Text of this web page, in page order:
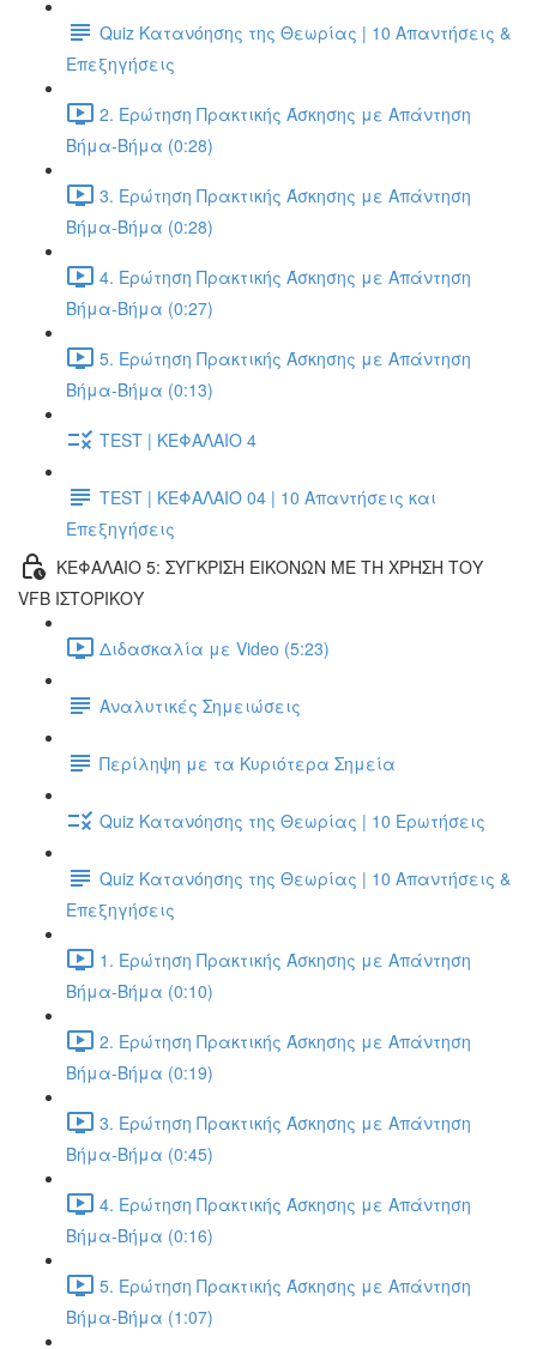
Quiz Κατανόησης της Θεωρίας | 10 Απαντήσεις &
Επεξηγήσεις
2. Ερώτηση Πρακτικής Άσκησης με Απάντηση
Βήμα-Βήμα (0:28)
3. Ερώτηση Πρακτικής Άσκησης με Απάντηση
Βήμα-Βήμα (0:28)
4. Ερώτηση Πρακτικής Άσκησης με Απάντηση
Βήμα-Βήμα (0:27)
5. Ερώτηση Πρακτικής Άσκησης με Απάντηση
Βήμα-Βήμα (0:13)
TEST | ΚΕΦΑΛΑΙΟ 4
TEST | ΚΕΦΑΛΑΙΟ 04 | 10 Απαντήσεις και
Επεξηγήσεις
ΚΕΦΑΛΑΙΟ 5: ΣΥΓΚΡΙΣΗ ΕΙΚΟΝΩΝ ΜΕ ΤΗ ΧΡΗΣΗ ΤΟΥ
VFB ΙΣΤΟΡΙΚΟΥ
Διδασκαλία με Video (5:23)
Αναλυτικές Σημειώσεις
Περίληψη με τα Κυριότερα Σημεία
Quiz Κατανόησης της Θεωρίας | 10 Ερωτήσεις
Quiz Κατανόησης της Θεωρίας | 10 Απαντήσεις &
Επεξηγήσεις
1. Ερώτηση Πρακτικής Άσκησης με Απάντηση
Βήμα-Βήμα (0:10)
2. Ερώτηση Πρακτικής Άσκησης με Απάντηση
Βήμα-Βήμα (0:19)
3. Ερώτηση Πρακτικής Άσκησης με Απάντηση
Βήμα-Βήμα (0:45)
4. Ερώτηση Πρακτικής Άσκησης με Απάντηση
Βήμα-Βήμα (0:16)
5. Ερώτηση Πρακτικής Άσκησης με Απάντηση
Βήμα-Βήμα (1:07)